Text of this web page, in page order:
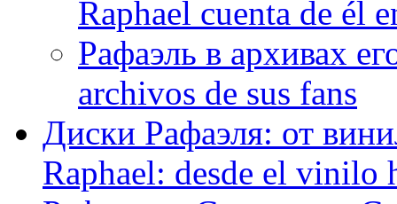
Raphael cuenta de él
Рафаэль в архивах
archivos de sus fans
Диски Рафаэля: от
Raphael: desde el vinilo